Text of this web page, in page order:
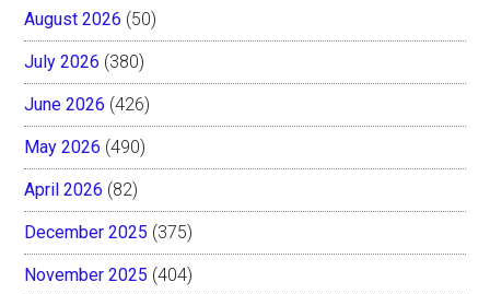
August 2026 (50)
July 2026 (380)
June 2026 (426)
May 2026 (490)
April 2026 (82)
December 2025 (375)
November 2025 (404)